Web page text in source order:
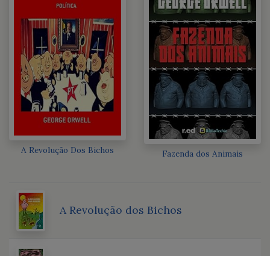
A Revolução Dos Bichos Fazenda dos Animais
A Revolução dos Bichos